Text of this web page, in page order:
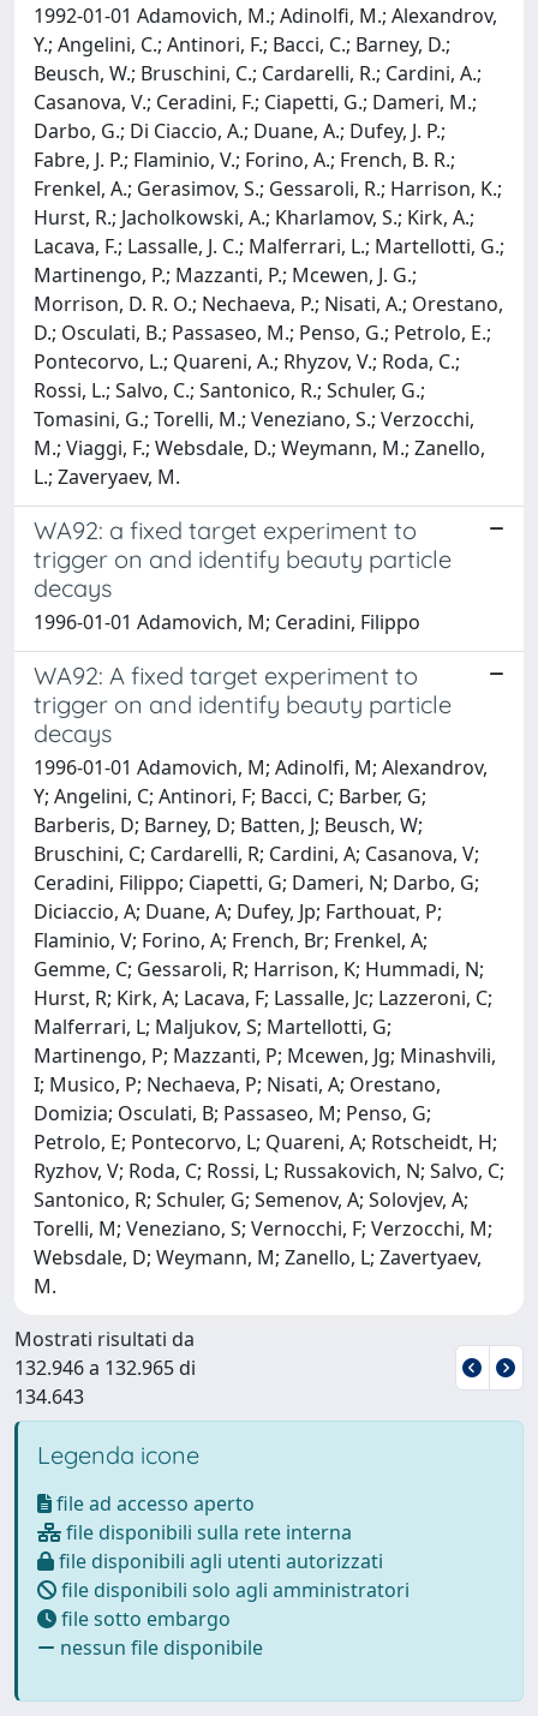
1992-01-01 Adamovich, M.; Adinolfi, M.; Alexandrov,
Y.; Angelini, C.; Antinori, F.; Bacci, C.; Barney, D.;
Beusch, W.; Bruschini, C.; Cardarelli, R.; Cardini, A.;
Casanova, V.; Ceradini, F.; Ciapetti, G.; Dameri, M.;
Darbo, G.; Di Ciaccio, A.; Duane, A.; Dufey, J. P.;
Fabre, J. P.; Flaminio, V.; Forino, A.; French, B. R.;
Frenkel, A.; Gerasimov, S.; Gessaroli, R.; Harrison, K.;
Hurst, R.; Jacholkowski, A.; Kharlamov, S.; Kirk, A.;
Lacava, F.; Lassalle, J. C.; Malferrari, L.; Martellotti, G.;
Martinengo, P.; Mazzanti, P.; Mcewen, J. G.;
Morrison, D. R. O.; Nechaeva, P.; Nisati, A.; Orestano,
D.; Osculati, B.; Passaseo, M.; Penso, G.; Petrolo, E.;
Pontecorvo, L.; Quareni, A.; Rhyzov, V.; Roda, C.;
Rossi, L.; Salvo, C.; Santonico, R.; Schuler, G.;
Tomasini, G.; Torelli, M.; Veneziano, S.; Verzocchi,
M.; Viaggi, F.; Websdale, D.; Weymann, M.; Zanello,
L.; Zaveryaev, M.
WA92: a fixed target experiment to
trigger on and identify beauty particle
decays
1996-01-01 Adamovich, M; Ceradini, Filippo
WA92: A fixed target experiment to
trigger on and identify beauty particle
decays
1996-01-01 Adamovich, M; Adinolfi, M; Alexandrov,
Y; Angelini, C; Antinori, F; Bacci, C; Barber, G;
Barberis, D; Barney, D; Batten, J; Beusch, W;
Bruschini, C; Cardarelli, R; Cardini, A; Casanova, V;
Ceradini, Filippo; Ciapetti, G; Dameri, N; Darbo, G;
Diciaccio, A; Duane, A; Dufey, Jp; Farthouat, P;
Flaminio, V; Forino, A; French, Br; Frenkel, A;
Gemme, C; Gessaroli, R; Harrison, K; Hummadi, N;
Hurst, R; Kirk, A; Lacava, F; Lassalle, Jc; Lazzeroni, C;
Malferrari, L; Maljukov, S; Martellotti, G;
Martinengo, P; Mazzanti, P; Mcewen, Jg; Minashvili,
I; Musico, P; Nechaeva, P; Nisati, A; Orestano,
Domizia; Osculati, B; Passaseo, M; Penso, G;
Petrolo, E; Pontecorvo, L; Quareni, A; Rotscheidt, H;
Ryzhov, V; Roda, C; Rossi, L; Russakovich, N; Salvo, C;
Santonico, R; Schuler, G; Semenov, A; Solovjev, A;
Torelli, M; Veneziano, S; Vernocchi, F; Verzocchi, M;
Websdale, D; Weymann, M; Zanello, L; Zavertyaev,
M.
Mostrati risultati da
132.946 a 132.965 di
134.643
Legenda icone
file ad accesso aperto
file disponibili sulla rete interna
file disponibili agli utenti autorizzati
file disponibili solo agli amministratori
file sotto embargo
nessun file disponibile